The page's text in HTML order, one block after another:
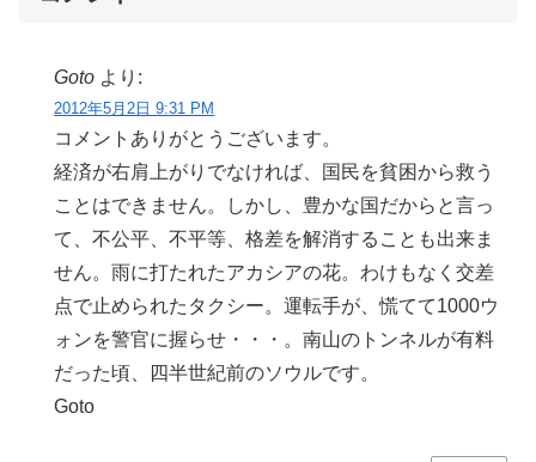
Goto より:
2012年5月2日 9:31 PM
コメントありがとうございます。
経済が右肩上がりでなければ、国民を貧困から救う
ことはできません。しかし、豊かな国だからと言っ
て、不公平、不平等、格差を解消することも出来ま
せん。雨に打たれたアカシアの花。わけもなく交差
点で止められたタクシー。運転手が、慌てて1000ウ
ォンを警官に握らせ・・・。南山のトンネルが有料
だった頃、四半世紀前のソウルです。
Goto